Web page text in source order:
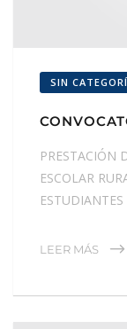
SIN
PRESTACIÓN
ESCOLAR
LEER MÁS